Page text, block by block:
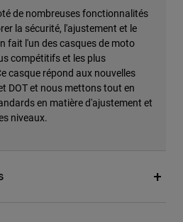
de nombreuses fonctionnalités
la sécurité, l'ajustement et le
fait l'un des casques de moto
compétitifs et les plus
casque répond aux nouvelles
DOT et nous mettons tout en
en matière d'ajustement et
niveaux.